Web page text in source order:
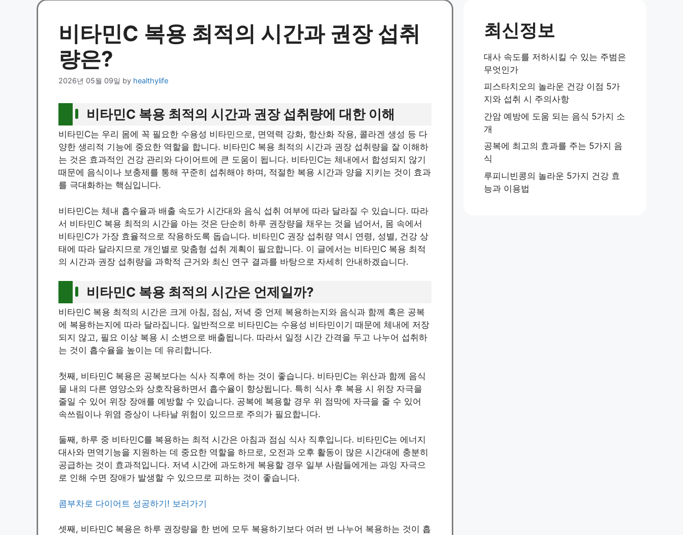
비타민C 복용 최적의 시간과 권장 섭취
량은?
2026년 05월 09일 by healthylife
비타민C 복용 최적의 시간과 권장 섭취량에 대한 이해
비타민C는 우리 몸에 꼭 필요한 수용성 비타민으로, 면역력 강화, 항산화 작용, 콜라겐 생성 등 다
양한 생리적 기능에 중요한 역할을 합니다. 비타민C 복용 최적의 시간과 권장 섭취량을 잘 이해하
는 것은 효과적인 건강 관리와 다이어트에 큰 도움이 됩니다. 비타민C는 체내에서 합성되지 않기
때문에 음식이나 보충제를 통해 꾸준히 섭취해야 하며, 적절한 복용 시간과 양을 지키는 것이 효과
를 극대화하는 핵심입니다.
비타민C는 체내 흡수율과 배출 속도가 시간대와 음식 섭취 여부에 따라 달라질 수 있습니다. 따라
서 비타민C 복용 최적의 시간을 아는 것은 단순히 하루 권장량을 채우는 것을 넘어서, 몸 속에서
비타민C가 가장 효율적으로 작용하도록 돕습니다. 비타민C 권장 섭취량 역시 연령, 성별, 건강 상
태에 따라 달라지므로 개인별로 맞춤형 섭취 계획이 필요합니다. 이 글에서는 비타민C 복용 최적
의 시간과 권장 섭취량을 과학적 근거와 최신 연구 결과를 바탕으로 자세히 안내하겠습니다.
비타민C 복용 최적의 시간은 언제일까?
비타민C 복용 최적의 시간은 크게 아침, 점심, 저녁 중 언제 복용하는지와 음식과 함께 혹은 공복
에 복용하는지에 따라 달라집니다. 일반적으로 비타민C는 수용성 비타민이기 때문에 체내에 저장
되지 않고, 필요 이상 복용 시 소변으로 배출됩니다. 따라서 일정 시간 간격을 두고 나누어 섭취하
는 것이 흡수율을 높이는 데 유리합니다.
첫째, 비타민C 복용은 공복보다는 식사 직후에 하는 것이 좋습니다. 비타민C는 위산과 함께 음식
물 내의 다른 영양소와 상호작용하면서 흡수율이 향상됩니다. 특히 식사 후 복용 시 위장 자극을
줄일 수 있어 위장 장애를 예방할 수 있습니다. 공복에 복용할 경우 위 점막에 자극을 줄 수 있어
속쓰림이나 위염 증상이 나타날 위험이 있으므로 주의가 필요합니다.
둘째, 하루 중 비타민C를 복용하는 최적 시간은 아침과 점심 식사 직후입니다. 비타민C는 에너지
대사와 면역기능을 지원하는 데 중요한 역할을 하므로, 오전과 오후 활동이 많은 시간대에 충분히
공급하는 것이 효과적입니다. 저녁 시간에 과도하게 복용할 경우 일부 사람들에게는 과잉 자극으
로 인해 수면 장애가 발생할 수 있으므로 피하는 것이 좋습니다.
콤부차로 다이어트 성공하기! 보러가기
셋째, 비타민C 복용은 하루 권장량을 한 번에 모두 복용하기보다 여러 번 나누어 복용하는 것이 흡
최신정보
대사 속도를 저하시킬 수 있는 주범은
무엇인가
피스타치오의 놀라운 건강 이점 5가
지와 섭취 시 주의사항
간암 예방에 도움 되는 음식 5가지 소
개
공복에 최고의 효과를 주는 5가지 음
식
루피니빈콩의 놀라운 5가지 건강 효
능과 이용법